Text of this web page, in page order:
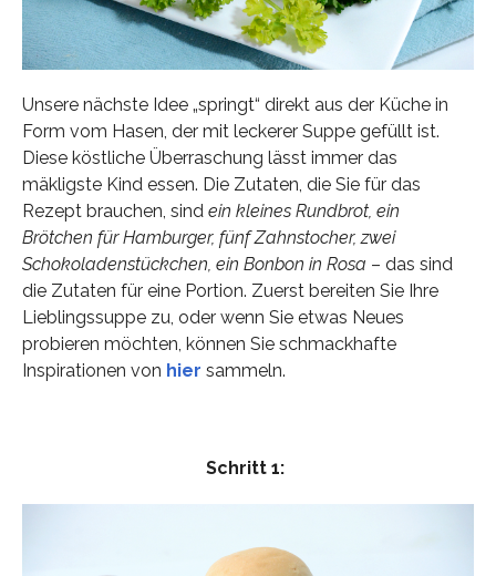
Unsere nächste Idee „springt“ direkt aus der Küche in
Form vom Hasen, der mit leckerer Suppe gefüllt ist.
Diese köstliche Überraschung lässt immer das
mäkligste Kind essen. Die Zutaten, die Sie für das
Rezept brauchen, sind ein kleines Rundbrot, ein
Brötchen für Hamburger, fünf Zahnstocher, zwei
Schokoladenstückchen, ein Bonbon in Rosa – das sind
die Zutaten für eine Portion. Zuerst bereiten Sie Ihre
Lieblingssuppe zu, oder wenn Sie etwas Neues
probieren möchten, können Sie schmackhafte
Inspirationen von hier sammeln.
Schritt 1: